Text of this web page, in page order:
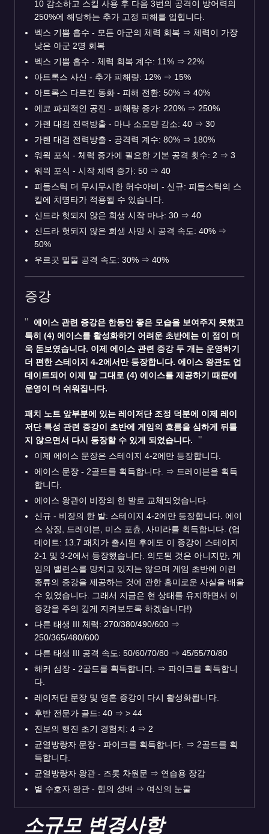
10 감소하고 스킬 사용 후 다음 3번의 공격이 방어력의
250%에 해당하는 추가 고정 피해를 입힙니다.
벡스 기쁨 흡수 - 모든 아군의 체력 회복 ⇒ 체력이 가장
낮은 아군 2명 회복
벡스 기쁨 흡수 - 체력 회복 계수: 11% ⇒ 22%
아트록스 사신 - 추가 피해량: 12% ⇒ 15%
아트록스 다르킨 동화 - 피해 전환: 50% ⇒ 40%
에코 파괴적인 공진 - 피해량 증가: 220% ⇒ 250%
가렌 대검 전력방출 - 마나 소모량 감소: 40 ⇒ 30
가렌 대검 전력방출 - 공격력 계수: 80% ⇒ 180%
워윅 포식 - 체력 증가에 필요한 기본 공격 횟수: 2 ⇒ 3
워윅 포식 - 시작 체력 증가: 50 ⇒ 40
피들스틱 더 무시무시한 허수아비 - 신규: 피들스틱의 스
킬에 치명타가 적용될 수 있습니다.
신드라 헛되지 않은 희생 시작 마나: 30 ⇒ 40
신드라 헛되지 않은 희생 사망 시 공격 속도: 40% ⇒
50%
우르곳 밀물 공격 속도: 30% ⇒ 40%
증강
에이스 관련 증강은 한동안 좋은 모습을 보여주지 못했고
특히 (4) 에이스를 활성화하기 어려운 초반에는 이 점이 더
욱 돋보였습니다. 이제 에이스 관련 증강 두 개는 운영하기
더 편한 스테이지 4-2에서만 등장합니다. 에이스 왕관도 업
데이트되어 이제 말 그대로 (4) 에이스를 제공하기 때문에
운영이 더 쉬워집니다.
패치 노트 앞부분에 있는 레이저단 조정 덕분에 이제 레이
저단 특성 관련 증강이 초반에 게임의 흐름을 심하게 뒤틀
지 않으면서 다시 등장할 수 있게 되었습니다.
이제 에이스 문장은 스테이지 4-2에만 등장합니다.
에이스 문장 - 2골드를 획득합니다.
⇒ 드레이븐을 획득
합니다.
에이스 왕관이 비장의 한 발로 교체되었습니다.
신규 - 비장의 한 발: 스테이지 4-2에만 등장합니다. 에이
스 상징, 드레이븐, 미스 포츈, 사미라를 획득합니다. (업
데이트: 13.7 패치가 출시된 후에도 이 증강이 스테이지
2-1 및 3-2에서 등장했습니다. 의도된 것은 아니지만, 게
임의 밸런스를 망치고 있지는 않으며 게임 초반에 이런
종류의 증강을 제공하는 것에 관한 흥미로운 사실을 배울
수 있었습니다. 그래서 지금은 현 상태를 유지하면서 이
증강을 주의 깊게 지켜보도록 하겠습니다!)
다른 태생 III 체력: 270/380/490/600 ⇒
250/365/480/600
다른 태생 III 공격 속도: 50/60/70/80 ⇒ 45/55/70/80
해커 심장 - 2골드를 획득합니다.
⇒ 파이크를 획득합니
다.
레이저단 문장 및 영혼 증강이 다시 활성화됩니다.
후반 전문가 골드: 40 ⇒ > 44
진보의 행진 초기 경험치: 4 ⇒ 2
균열방랑자 문장 - 파이크를 획득합니다.
⇒ 2골드를 획
득합니다.
균열방랑자 왕관 - 즈롯 차원문 ⇒ 연습용 장갑
별 수호자 왕관 - 힘의 성배 ⇒ 여신의 눈물
소규모 변경사항